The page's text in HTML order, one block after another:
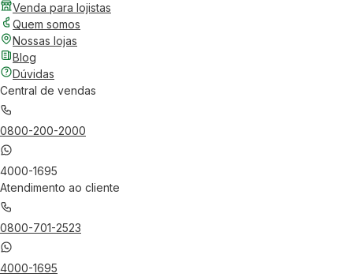
Venda para lojistas
Quem somos
Nossas lojas
Blog
Dúvidas
Central de vendas
0800-200-2000
4000-1695
Atendimento ao cliente
0800-701-2523
4000-1695